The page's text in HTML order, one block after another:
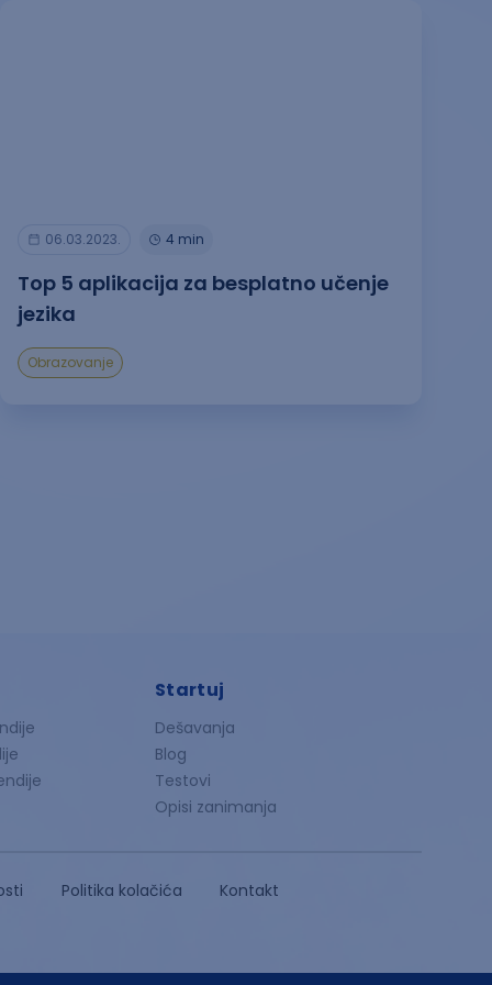
06.03.2023. 4 min
Top 5 aplikacija za besplatno učenje
jezika
Obrazovanje
Startuj
Dešavanja
Blog
Testovi
Opisi zanimanja
Politika kolačića Kontakt